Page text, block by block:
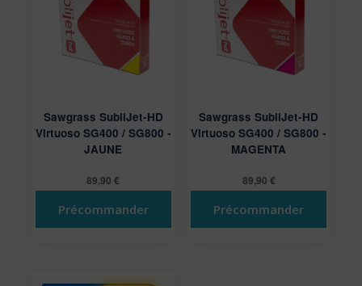
Sawgrass SubliJet­-HD
Virtuoso SG400 / SG800 ­
JAUNE
89,90€
Précommander
Sawgrass SubliJet­-HD
Virtuoso SG400 / SG800 ­
MAGENTA
89,90 €
Précommander